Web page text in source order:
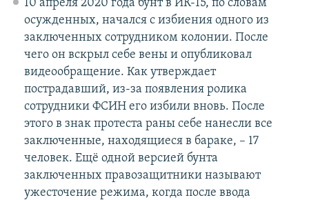
10 апреля 2020 года бунт в ИК-15, по словам
осужденных, начался с избиения одного из
заключенных сотрудником колонии. После
чего он вскрыл себе вены и опубликовал
видеообращение. Как утверждает
пострадавший, из-за появления ролика
сотрудники ФСИН его избили вновь. После
этого в знак протеста раны себе нанесли все
заключенные, находящиеся в бараке, – 17
человек. Ещё одной версией бунта
заключенных правозащитники называют
ужесточение режима, когда после ввода